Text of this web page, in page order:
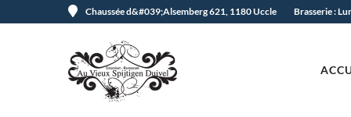
Chaussée d&#039;Alsemberg 621, 1180 Uccle Brasserie :